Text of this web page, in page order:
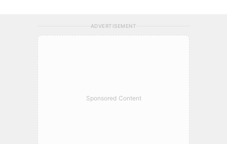
ADVERTISEMENT
Sponsored Content